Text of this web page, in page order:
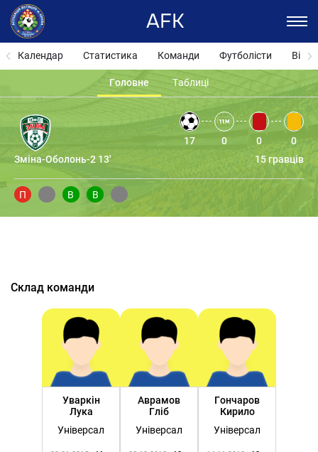
AFK
Календар Статистика Команди Футболісти
Головне Таблиці
Зміна-Оболонь-2 13' 15 гравців
П В В
17 0 0 0
Склад команди
Уваркін
Лука
Універсал
Аврамов
Гліб
Універсал
Гончаров
Кирило
Універсал